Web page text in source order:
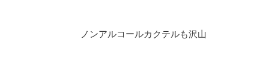
ノンアルコールカクテルも沢山